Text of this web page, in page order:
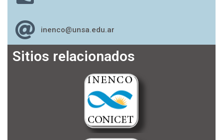
inenco@unsa.edu.ar
Sitios relacionados